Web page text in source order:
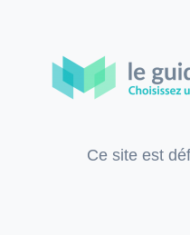
Ce site est